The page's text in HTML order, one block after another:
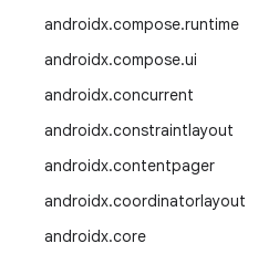
androidx.compose.runtime
androidx.compose.ui
androidx.concurrent
androidx.constraintlayout
androidx.contentpager
androidx.coordinatorlayout
androidx.core